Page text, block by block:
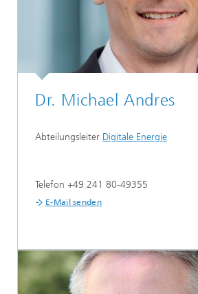
Dr. Michael Andres
Abteilungsleiter Digitale Energie
Telefon +49 241 80-49355
E-Mail senden